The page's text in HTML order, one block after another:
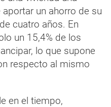
un ahorro de su
cuatro años. En
un 15,4% de los
lo que supone
respecto al mismo
en el tiempo,